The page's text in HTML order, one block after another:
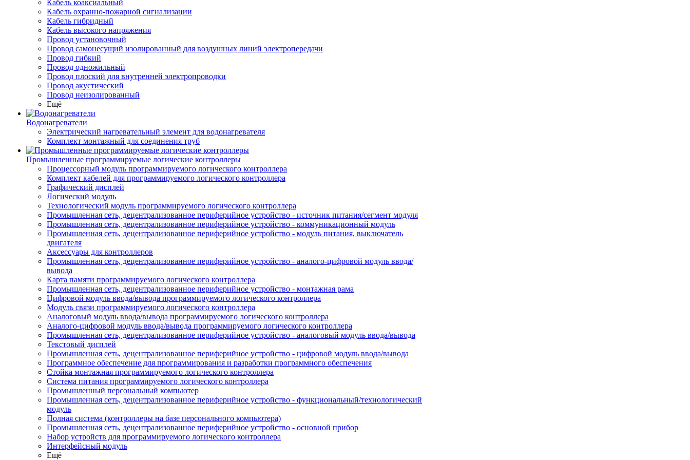
Кабель коаксиальный
Кабель охранно-пожарной сигнализации
Кабель гибридный
Кабель высокого напряжения
Провод установочный
Провод самонесущий изолированный для воздушных линий электропередачи
Провод гибкий
Провод одножильный
Провод плоский для внутренней электропроводки
Провод акустический
Провод неизолированный
Ещё
Водонагреватели
Электрический нагревательный элемент для водонагревателя
Комплект монтажный для соединения труб
Промышленные программируемые логические контроллеры
Процессорный модуль программируемого логического контроллера
Комплект кабелей для программируемого логического контроллера
Графический дисплей
Логический модуль
Технологический модуль программируемого логического контроллера
Промышленная сеть, децентрализованное периферийное устройство - источник питания/сегмент модуля
Промышленная сеть, децентрализованное периферийное устройство - коммуникационный модуль
Промышленная сеть, децентрализованное периферийное устройство - модуль питания, выключатель
двигателя
Аксессуары для контроллеров
Промышленная сеть, децентрализованное периферийное устройство - аналого-цифровой модуль ввода/
вывода
Карта памяти программируемого логического контроллера
Промышленная сеть, децентрализованное периферийное устройство - монтажная рама
Цифровой модуль ввода/вывода программируемого логического контроллера
Модуль связи программируемого логического контроллера
Аналоговый модуль ввода/вывода программируемого логического контроллера
Аналого-цифровой модуль ввода/вывода программируемого логического контроллера
Промышленная сеть, децентрализованное периферийное устройство - аналоговый модуль ввода/вывода
Текстовый дисплей
Промышленная сеть, децентрализованное периферийное устройство - цифровой модуль ввода/вывода
Программное обеспечение для программирования и разработки программного обеспечения
Стойка монтажная программируемого логического контроллера
Система питания программируемого логического контроллера
Промышленный персональный компьютер
Промышленная сеть, децентрализованное периферийное устройство - функциональный/технологический
модуль
Полная система (контроллеры на базе персонального компьютера)
Промышленная сеть, децентрализованное периферийное устройство - основной прибор
Набор устройств для программируемого логического контроллера
Интерфейсный модуль
Ещё